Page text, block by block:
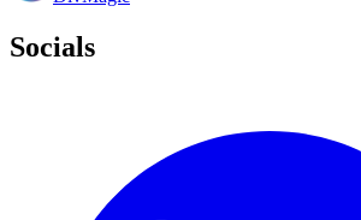
Socials